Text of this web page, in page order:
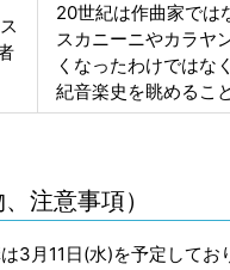
20世紀は作曲家では
スカニーニやカラヤ
くなったわけではな
紀音楽史を眺めるこ
注意事項）
月11日(水)を予定してお